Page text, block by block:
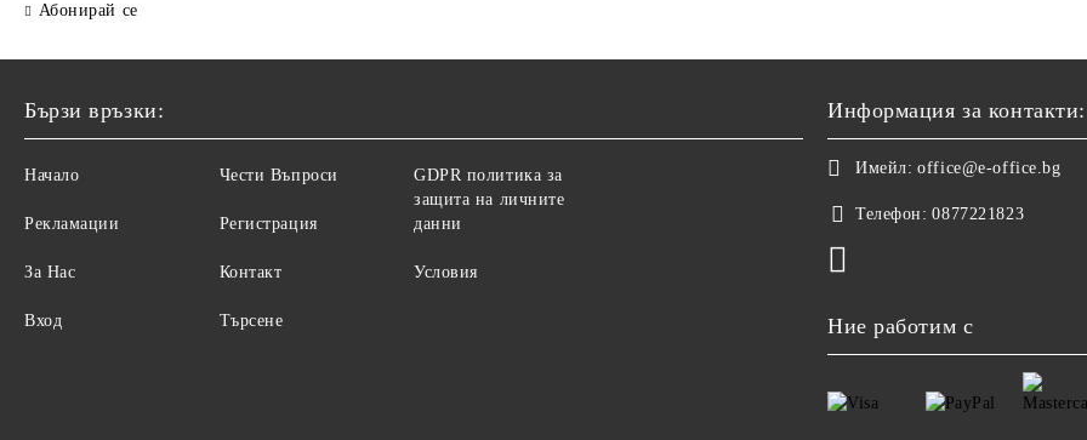
Абонирай се
Бързи връзки:
Начало
Рекламации
За Нас
Вход
Чести Въпроси
Регистрация
Контакт
Търсене
GDPR политика за
защита на личните
данни
Условия
Информация за контакти:
Имейл: office@e-office.bg
Телефон: 0877221823
Ние работим с